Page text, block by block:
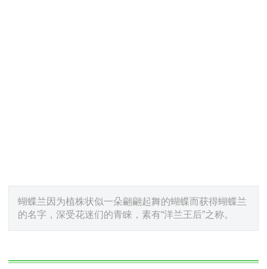
蝴蝶兰因为植株状似一朵翩翩起舞的蝴蝶而获得蝴蝶兰
的名字，深受花迷们的青睐，素有“洋兰王后”之称。